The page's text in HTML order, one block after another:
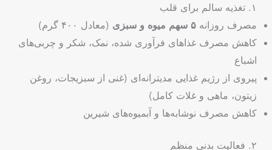
۱. تغذیه سالم برای قلب
مصرف روزانه۵ سهم میوه و سبزی
(معادل ۴۰۰ گرم)
کاهش مصرف غذاهای فرآوری شده، نمک، شکر و چربی‌های
اشباع
پیروی از رژیم غذایی مدیترانه‌ای (غنی از سبزیجات، روغن
زیتون، ماهی و غلات کامل)
کاهش مصرف نوشابه‌ها و آبمیوه‌های شیرین